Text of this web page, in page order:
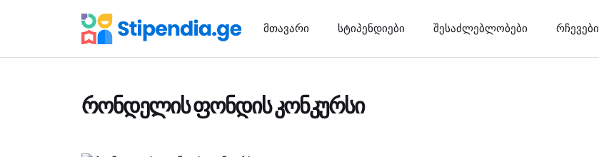
მთავარი სტიპენდიები შესაძლებლობები რჩევები
რონდელის ფონდის კონკურსი